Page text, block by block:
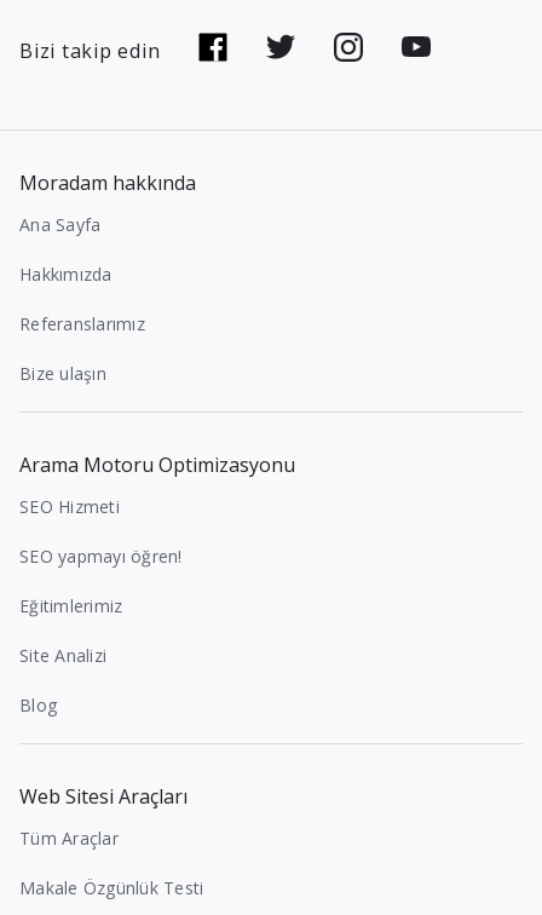
Bizi takip edin
Moradam hakkında
Ana Sayfa
Hakkımızda
Referanslarımız
Bize ulaşın
Arama Motoru Optimizasyonu
SEO Hizmeti
SEO yapmayı öğren!
Eğitimlerimiz
Site Analizi
Blog
Web Sitesi Araçları
Tüm Araçlar
Makale Özgünlük Testi